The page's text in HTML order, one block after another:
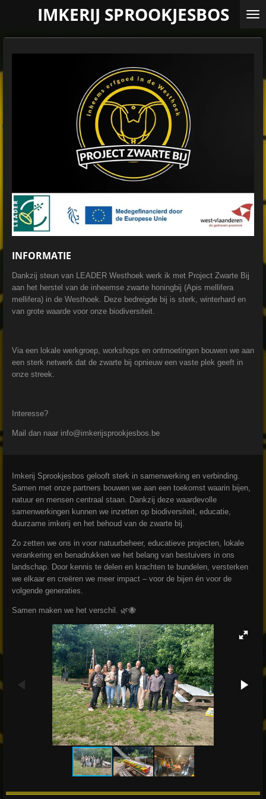
IMKERIJ SPROOKJESBOS
INFORMATIE
Dankzij steun van LEADER Westhoek werk ik met Project Zwarte Bij
aan het herstel van de inheemse zwarte honingbij (Apis mellifera
mellifera) in de Westhoek. Deze bedreigde bij is sterk, winterhard en
van grote waarde voor onze biodiversiteit.
Via een lokale werkgroep, workshops en ontmoetingen bouwen we aan
een sterk netwerk dat de zwarte bij opnieuw een vaste plek geeft in
onze streek.
Interesse?
Mail dan naar info@imkerijsprookjesbos.be
Imkerij Sprookjesbos gelooft sterk in samenwerking en verbinding.
Samen met onze partners bouwen we aan een toekomst waarin bijen,
natuur en mensen centraal staan. Dankzij deze waardevolle
samenwerkingen kunnen we inzetten op biodiversiteit, educatie,
duurzame imkerij en het behoud van de zwarte bij.
Zo zetten we ons in voor natuurbeheer, educatieve projecten, lokale
verankering en benadrukken we het belang van bestuivers in ons
landschap. Door kennis te delen en krachten te bundelen, versterken
we elkaar en creëren we meer impact – voor de bijen én voor de
volgende generaties.
Samen maken we het verschil. 🌿🐝